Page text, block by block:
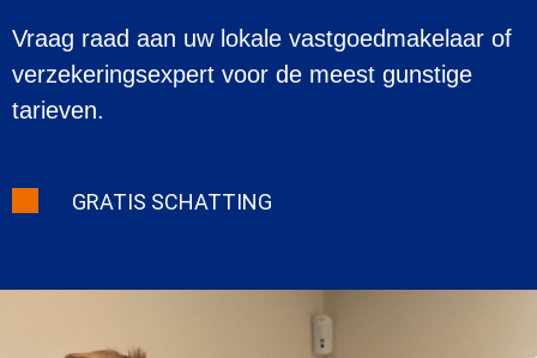
Vraag raad aan uw lokale vastgoedmakelaar of
verzekeringsexpert voor de meest gunstige
tarieven.
GRATIS SCHATTING